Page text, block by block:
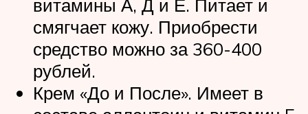
витамины А, Д и Е. Питает и
смягчает кожу. Приобрести
средство можно за 360-400
рублей.
Крем «До и После». Имеет в